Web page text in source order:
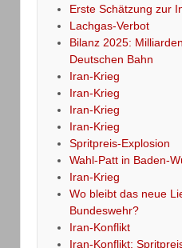
Erste Schätzung zur
Lachgas-Verbot
Bilanz 2025:
Deutschen Bahn
Iran-Krieg
Iran-Krieg
Iran-Krieg
Iran-Krieg
Spritpreis-Explosion
Wahl-Patt in Baden-
Iran-Krieg
Wo bleibt das neue
Bundeswehr?
Iran-Konflikt
Iran-Konflikt: